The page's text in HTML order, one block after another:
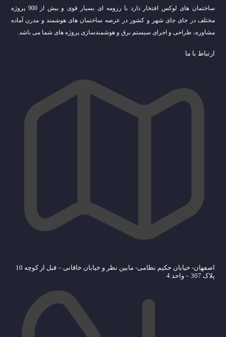
ساختمان های لوکس افتخار دارد با رزومه ای بسیار قوی و بیش از 900 پروژه
مختلف در جای جای شهر و کشور در عرصه ساختمان های هوشمند و مدرن آماده
مشاوره، طراحی و اجرای سیستم برق و هوشمندسازی پروژه های شما می باشد.
ارتباط با ما
اصفهان- خیابان حکیم نظامی- مابین نظر و خیابان خاقانی – قبل از کوچه 10
پلاک 307 – واحد 4